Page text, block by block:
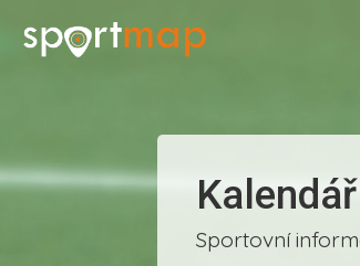
Sportovní